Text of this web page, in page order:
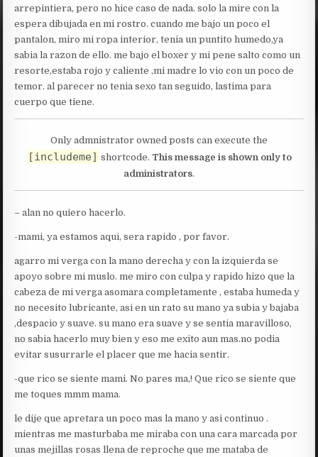
arrepintiera, pero no hice caso de nada. solo la mire con la
espera dibujada en mi rostro. cuando me bajo un poco el
pantalon, miro mi ropa interior, tenia un puntito humedo,ya
sabia la razon de ello. me bajo el boxer y mi pene salto como un
resorte,estaba rojo y caliente ,mi madre lo vio con un poco de
temor. al parecer no tenia sexo tan seguido, lastima para
cuerpo que tiene.
Only admnistrator owned posts can execute the
[includeme] shortcode. This message is shown only to
administrators.
– alan no quiero hacerlo.
-mami, ya estamos aqui, sera rapido , por favor.
agarro mi verga con la mano derecha y con la izquierda se
apoyo sobre mi muslo. me miro con culpa y rapido hizo que la
cabeza de mi verga asomara completamente , estaba humeda y
no necesito lubricante, asi en un rato su mano ya subia y bajaba
,despacio y suave. su mano era suave y se sentia maravilloso,
no sabia hacerlo muy bien y eso me exito aun mas.no podia
evitar susurrarle el placer que me hacia sentir.
-que rico se siente mami. No pares ma,! Que rico se siente que
me toques mmm mama.
le dije que apretara un poco mas la mano y asi continuo .
mientras me masturbaba me miraba con una cara marcada por
unas mejillas rosas llena de reproche que me mataba de